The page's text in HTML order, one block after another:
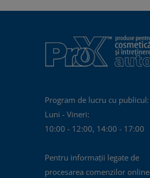
multe
Opțiunile
pot
în
produsului.
Program de lucru cu publicul:
Luni - Vineri:
10:00 - 12:00, 14:00 - 17:00
Pentru informații legate de
procesarea comenzilor online